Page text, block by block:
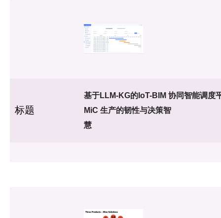
标题
基于LLM-KG的IoT-BIM 协同智能调度
MiC 生产的韧性与决策智
慧